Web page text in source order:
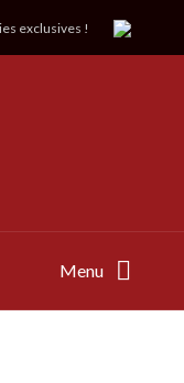
exclusives !
Menu